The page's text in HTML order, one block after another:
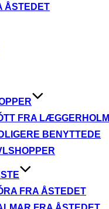
ÅSTEDET
FRA LÆGGERHOLM
BENYTTEDE
FRA ÅSTEDET